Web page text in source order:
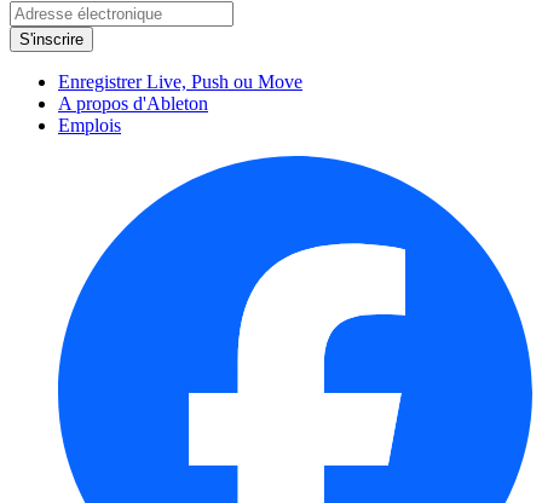
Enregistrer Live, Push ou Move
A propos d'Ableton
Emplois